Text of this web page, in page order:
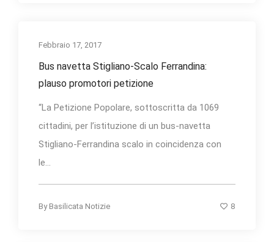
Febbraio 17, 2017
Bus navetta Stigliano-Scalo Ferrandina:
plauso promotori petizione
“La Petizione Popolare, sottoscritta da 1069
cittadini, per l’istituzione di un bus-navetta
Stigliano-Ferrandina scalo in coincidenza con
le...
By Basilicata Notizie 8